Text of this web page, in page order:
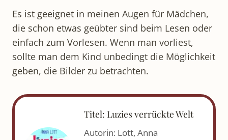
Es ist geeignet in meinen Augen für Mädchen,
die schon etwas geübter sind beim Lesen oder
einfach zum Vorlesen. Wenn man vorliest,
sollte man dem Kind unbedingt die Möglichkeit
geben, die Bilder zu betrachten.
Titel: Luzies verrückte Welt
Autorin: Lott, Anna